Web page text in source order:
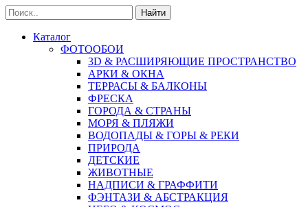
Найти
Каталог
ФОТООБОИ
3D & РАСШИРЯЮЩИЕ ПРОСТРАНСТВО
АРКИ & ОКНА
ТЕРРАСЫ & БАЛКОНЫ
ФРЕСКА
ГОРОДА & СТРАНЫ
МОРЯ & ПЛЯЖИ
ВОДОПАДЫ & ГОРЫ & РЕКИ
ПРИРОДА
ДЕТСКИЕ
ЖИВОТНЫЕ
НАДПИСИ & ГРАФФИТИ
ФЭНТАЗИ & АБСТРАКЦИЯ